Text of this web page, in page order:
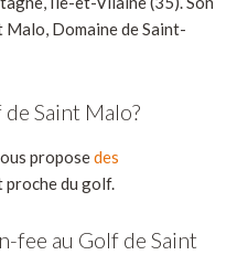
Malo, Domaine de Saint-
Saint Malo?
proposedes
proche du golf.
fee au Golf de Saint